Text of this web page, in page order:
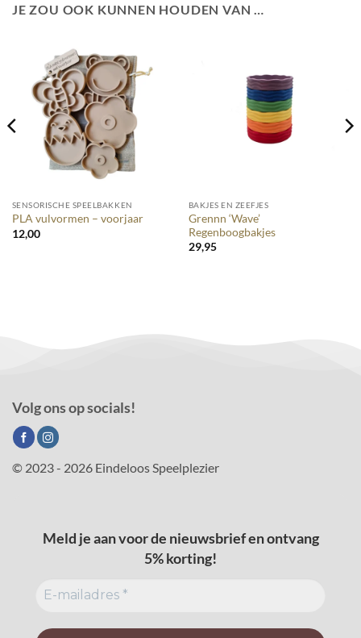
JE ZOU OOK KUNNEN HOUDEN VAN …
SENSORISCHE SPEELBAKKEN
PLA vulvormen – voorjaar
12,00
BAKJES EN ZEEFJES
Grennn ‘Wave’
Regenboogbakjes
29,95
Volg ons op socials!
© 2023 - 2026 Eindeloos Speelplezier
Meld je aan voor de nieuwsbrief en ontvang
5% korting!